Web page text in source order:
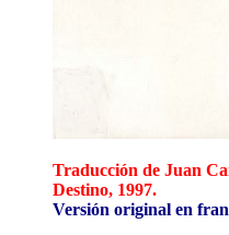
Traducción de Juan
Destino, 1997.
Versión original en